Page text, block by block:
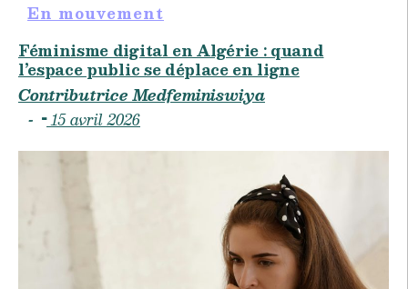
En mouvement
Féminisme digital en Algérie : quand
l’espace public se déplace en ligne
Contributrice Medfeminiswiya
15 avril 2026